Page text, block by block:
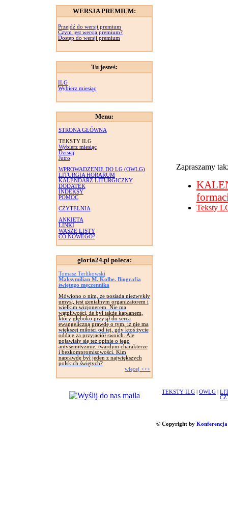
WERSJA PREMIUM:
Przejdź do wersji premium
Czym jest wersja premium?
Dostęp do wersji premium
Tu jesteś:
ILG
Wybierz miesiąc
Menu:
STRONA GŁÓWNA
TEKSTY ILG
Wybierz miesiąc
Dzisiaj
Jutro
WPROWADZENIE DO LG (OWLG)
LITURGIA HORARUM
KALENDARZ LITURGICZNY
DODATEK
INDEKSY
POMOC
CZYTELNIA
ANKIETA
LINKI
WASZE LISTY
CO NOWEGO?
gloria24.pl poleca:
Tomasz Terlikowski
Maksymilian M. Kolbe. Biografia
świętego męczennika
Mówiono o nim, że posiada niezwykły
umysł, jest genialnym organizatorem i
wielkim wizjonerem. Nie ma
wątpliwości, że był także kapłanem,
który głęboko przyjął do serca
ewangeliczną prawdę o tym, iż nie ma
większej miłości od tej, gdy ktoś życie
oddaje za przyjaciół swoich. Ale
pojawiały się też opinie o jego
antysemityzmie, twardym charakterze
i bezkompromisowości. Kim
naprawdę był jeden z największych
polskich świętych?
więcej >>>
Zapraszamy
Teksty
TEKSTY ILG OWLG
© Copyright by Konferencja